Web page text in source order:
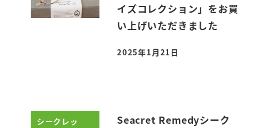
イズコレクション」をお買
い上げいただきました
投稿日
2025年1月21日
シークレッ
Seacret Remedyシーク